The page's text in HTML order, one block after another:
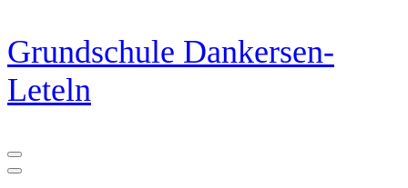
Zum
Inhalt
springen
(Eingabetaste
drücken)
Grundschule Dankersen-
Leteln